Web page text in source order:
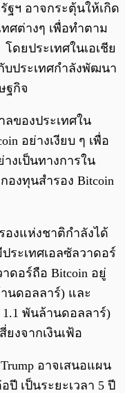
ฐฯ อาจกระตุ้นให้เกิด
ศต่างๆ เพื่อทำตาม
ดยประเทศในเอเชีย
บประเทศกำลังพัฒนา
ฐกิจ
ของประเทศใน
อย่างเงียบ ๆ เพื่อ
งเป็นทางการใน
งทุนสำรอง Bitcoin
องแห่งชาติกำลังได้
ระเทศเอลซัลวาดอร์
ดอร์ถือ Bitcoin อยู่
นดอลลาร์) และ
1.1 พันล้านดอลลาร์)
ยงจากเงินเฟ้อ
อาจเสนอแผน
ปี เป็นระยะเวลา 5 ปี